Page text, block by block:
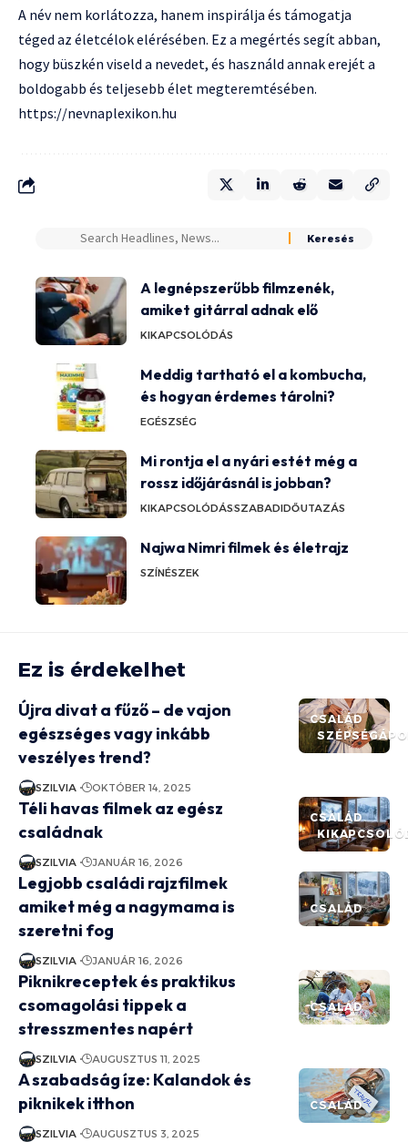
A név nem korlátozza, hanem inspirálja és támogatja
téged az életcélok elérésében. Ez a megértés segít abban,
hogy büszkén viseld a nevedet, és használd annak erejét a
boldogabb és teljesebb élet megteremtésében.
https://nevnaplexikon.hu
A legnépszerűbb filmzenék,
amiket gitárral adnak elő
KIKAPCSOLÓDÁS
Meddig tartható el a kombucha,
és hogyan érdemes tárolni?
EGÉSZSÉG
Mi rontja el a nyári estét még a
rossz időjárásnál is jobban?
KIKAPCSOLÓDÁSSZABADIDŐUTAZÁS
Najwa Nimri filmek és életrajz
SZÍNÉSZEK
Ez is érdekelhet
CSALÁD
Újra divat a fűző – de vajon
egészséges vagy inkább
veszélyes trend?
SZILVIA OKTÓBER 14, 2025
CSALÁD
Téli havas filmek az egész
családnak
SZILVIA JANUÁR 16, 2026
CSALÁD
Legjobb családi rajzfilmek
amiket még a nagymama is
szeretni fog
SZILVIA JANUÁR 16, 2026
CSALÁD
Piknikreceptek és praktikus
csomagolási tippek a
stresszmentes napért
SZILVIA AUGUSZTUS 11, 2025
CSALÁD
A szabadság íze: Kalandok és
piknikek itthon
SZILVIA AUGUSZTUS 3, 2025